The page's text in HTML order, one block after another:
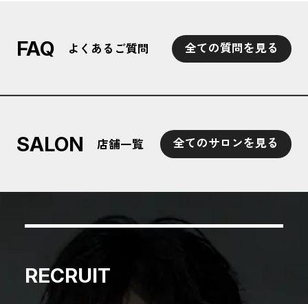
FAQ よくあるご質問 全ての質問を見る
SALON 店舗一覧 全てのサロンを見る
RECRUIT